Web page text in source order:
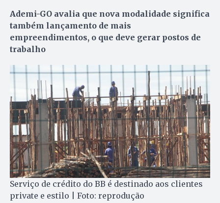
Ademi-GO avalia que nova modalidade significa
também lançamento de mais
empreendimentos, o que deve gerar postos de
trabalho
Serviço de crédito do BB é destinado aos clientes
private e estilo | Foto: reprodução